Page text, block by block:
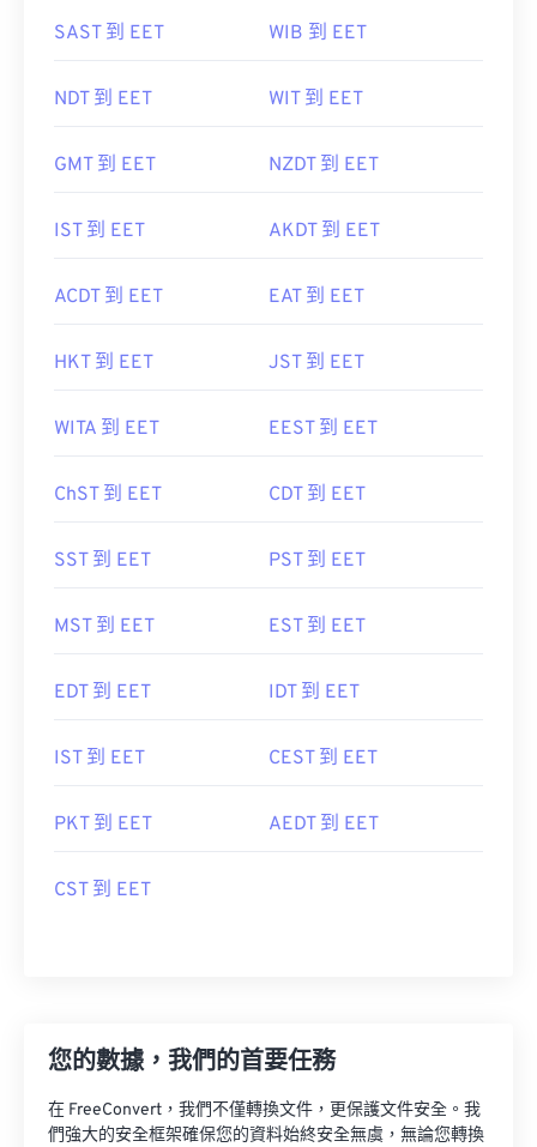
SAST 到 EET WIB 到 EET
NDT 到 EET WIT 到 EET
GMT 到 EET NZDT 到 EET
IST 到 EET AKDT 到 EET
ACDT 到 EET EAT 到 EET
HKT 到 EET JST 到 EET
WITA 到 EET EEST 到 EET
ChST 到 EET CDT 到 EET
SST 到 EET PST 到 EET
MST 到 EET EST 到 EET
EDT 到 EET IDT 到 EET
IST 到 EET CEST 到 EET
PKT 到 EET AEDT 到 EET
CST 到 EET
您的數據，我們的首要任務
在 FreeConvert，我們不僅轉換文件，更保護文件安全。我
們強大的安全框架確保您的資料始終安全無虞，無論您轉換